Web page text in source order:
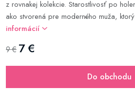
z rovnakej kolekcie. Starostlivosť po
ako stvorená pre moderného muža,
informácií
9 € 7 €
Do obchodu